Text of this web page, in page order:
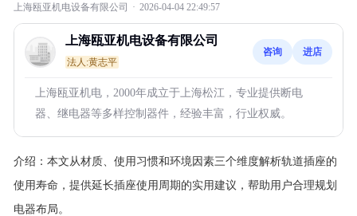
上海瓯亚机电设备有限公司 · 2026-04-04 22:49:57
上海瓯亚机电设备有限公司
法人:黄志平
咨询 进店
上海瓯亚机电，2000年成立于上海松江，专业提供断电
器、继电器等多样控制器件，经验丰富，行业权威。
介绍： 本文从材质、使用习惯和环境因素三个维度解析轨道插座的
使用寿命，提供延长插座使用周期的实用建议，帮助用户合理规划
电器布局。